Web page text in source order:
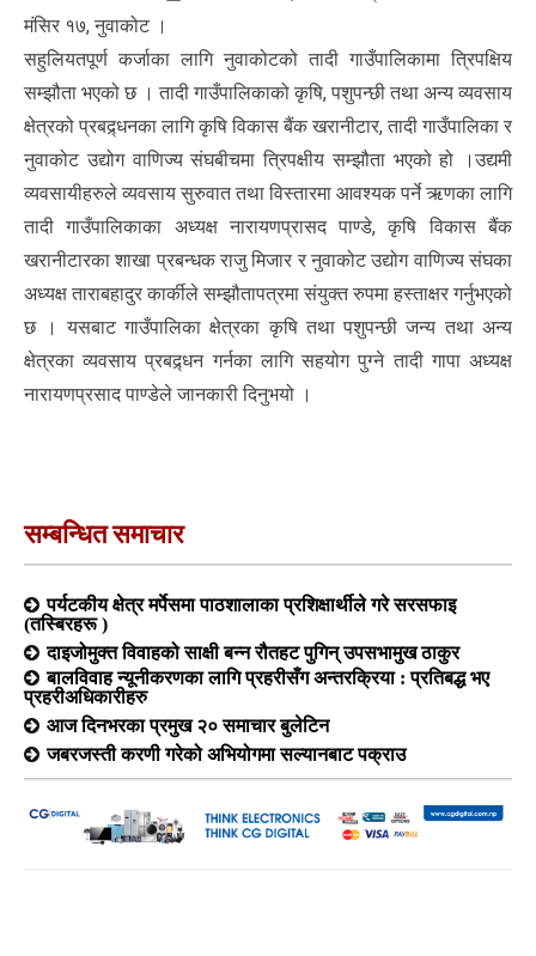
मंसिर १७, नुवाकोट ।
सहुलियतपूर्ण कर्जाका लागि नुवाकोटको तादी गाउँपालिकामा त्रिपक्षिय
सम्झौता भएको छ । तादी गाउँपालिकाको कृषि, पशुपन्छी तथा अन्य व्यवसाय
क्षेत्रको प्रबद्र्धनका लागि कृषि विकास बैंक खरानीटार, तादी गाउँपालिका र
नुवाकोट उद्योग वाणिज्य संघबीचमा त्रिपक्षीय सम्झौता भएको हो ।उद्यमी
व्यवसायीहरुले व्यवसाय सुरुवात तथा विस्तारमा आवश्यक पर्ने ऋणका लागि
तादी गाउँपालिकाका अध्यक्ष नारायणप्रासद पाण्डे, कृषि विकास बैंक
खरानीटारका शाखा प्रबन्धक राजु मिजार र नुवाकोट उद्योग वाणिज्य संघका
अध्यक्ष ताराबहादुर कार्कीले सम्झौतापत्रमा संयुक्त रुपमा हस्ताक्षर गर्नुभएको
छ । यसबाट गाउँपालिका क्षेत्रका कृषि तथा पशुपन्छी जन्य तथा अन्य
क्षेत्रका व्यवसाय प्रबद्र्धन गर्नका लागि सहयोग पुग्ने तादी गापा अध्यक्ष
नारायणप्रसाद पाण्डेले जानकारी दिनुभयो ।
सम्बन्धित समाचार
पर्यटकीय क्षेत्र मर्पेसमा पाठशालाका प्रशिक्षार्थीले गरे सरसफाइ
(तस्बिरहरू )
दाइजोमुक्त विवाहको साक्षी बन्न रौतहट पुगिन् उपसभामुख ठाकुर
बालविवाह न्यूनीकरणका लागि प्रहरीसँग अन्तरक्रिया : प्रतिबद्ध भए
प्रहरीअधिकारीहरु
आज दिनभरका प्रमुख २० समाचार बुलेटिन
जबरजस्ती करणी गरेको अभियोगमा सल्यानबाट पक्राउ